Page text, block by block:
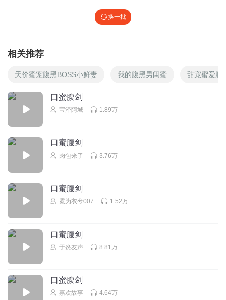
换一批
相关推荐
天价蜜宠腹黑BOSS小鲜妻 我的腹黑男闺蜜 甜宠蜜爱腹
口蜜腹剑
宝泽阿城 1.89万
口蜜腹剑
肉包来了 3.76万
口蜜腹剑
霓为衣兮007 1.52万
口蜜腹剑
于炎友声 8.81万
口蜜腹剑
嘉欢故事 4.64万